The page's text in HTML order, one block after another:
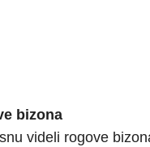
bizona
videli rogove